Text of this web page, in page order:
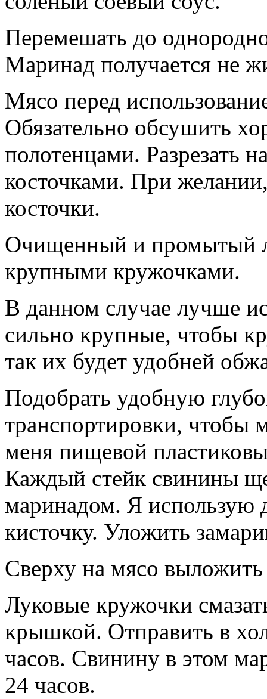
Перемешать до
Маринад получается не
Мясо перед
Обязательно обсушить
полотенцами. Разрезать
косточками. При
косточки.
Очищенный и промытый
крупными кружочками.
В данном случае лучше
сильно крупные, чтобы
так их будет удобней
Подобрать удобную
транспортировки, чтобы
меня пищевой
Каждый стейк свинины
маринадом. Я использую
кисточку. Уложить
Сверху на мясо
Луковые кружочки
крышкой. Отправить в
часов. Свинину в этом
24 часов.